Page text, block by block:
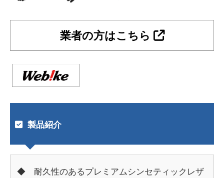
業者の方はこちら
製品紹介
◆ 耐久性のあるプレミアムシンセティックレザ